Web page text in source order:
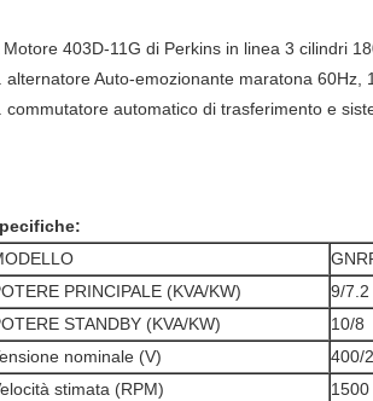
Motore 403D-11G di Perkins in linea 3 cilindri
alternatore Auto-emozionante maratona 60Hz,
commutatore automatico di trasferimento e
PRINCIPALE (KVA/KW)
9/7.2
STANDBY (KVA/KW)
10/8
nominale (V)
400/
stimata (RPM)
1500